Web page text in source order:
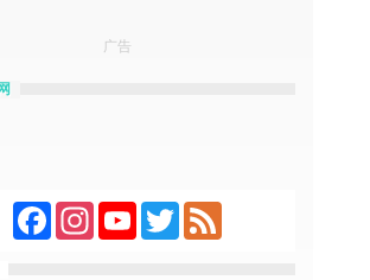
广告
FacebookInstagramYouTubeTwitterFeed